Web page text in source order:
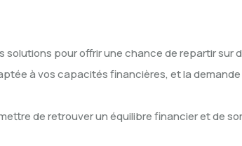
pour offrir une chance de repartir sur
à vos capacités financières, et la
de retrouver un équilibre financier et de